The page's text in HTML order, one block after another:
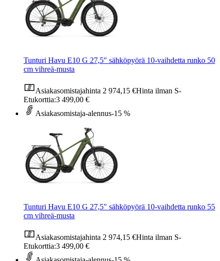
Tunturi Havu E10 G 27,5" sähköpyörä 10-vaihdetta runko 50
cm vihreä-musta
Asiakasomistajahinta 2 974,15 €Hinta ilman S-
Etukorttia:3 499,00 €
Asiakasomistaja-alennus-15 %
Tunturi Havu E10 G 27,5" sähköpyörä 10-vaihdetta runko 55
cm vihreä-musta
Asiakasomistajahinta 2 974,15 €Hinta ilman S-
Etukorttia:3 499,00 €